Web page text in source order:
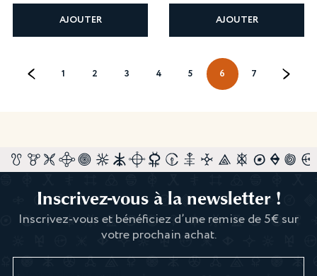
AJOUTER AJOUTER
← 1 2 3 4 5 6 7 →
Inscrivez-vous à la newsletter !
Inscrivez-vous et bénéficiez d’une remise de 5€ sur
votre prochain achat.